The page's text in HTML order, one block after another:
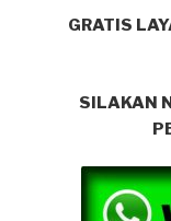
GRATIS
SILAKAN